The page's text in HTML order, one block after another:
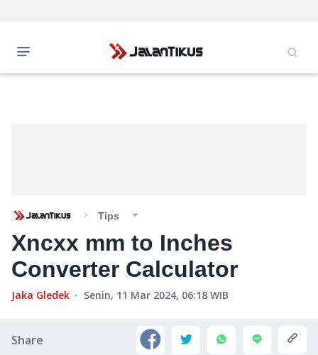
Tips
Xncxx mm to Inches
Converter Calculator
Jaka Gledek Senin, 11 Mar 2024, 06:18 WIB
Share